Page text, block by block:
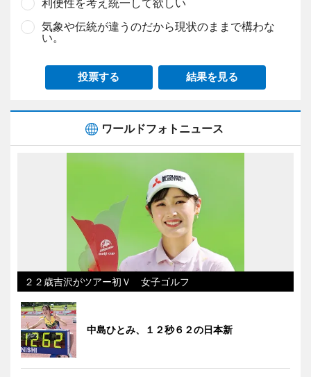
利便性を考え統一して欲しい
気象や伝統が違うのだから現状のままで構わな
い。
投票する 結果を見る
ワールドフォトニュース
２２歳吉沢がツアー初Ｖ 女子ゴルフ
中島ひとみ、１２秒６２の日本新